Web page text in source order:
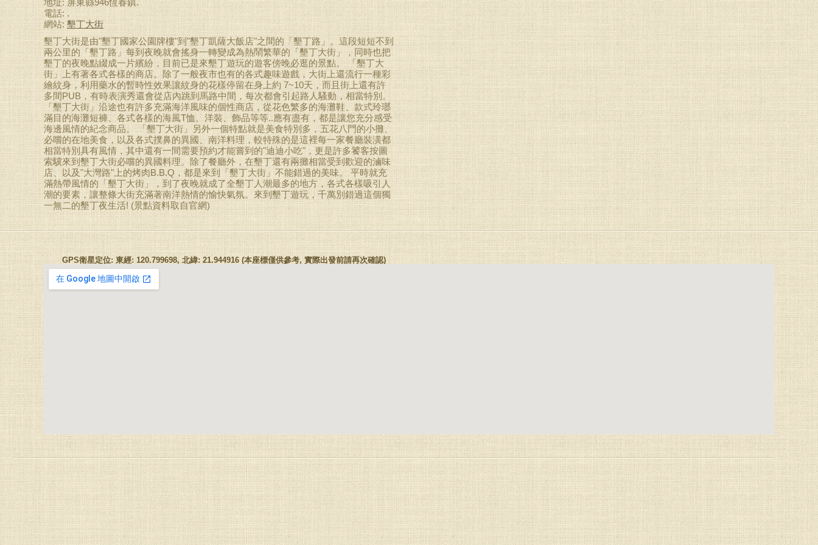
地址: 屏東縣946恆春鎮.
電話: .
網站: 墾丁大街
墾丁大街是由"墾丁國家公園牌樓"到"墾丁凱薩大飯店"之間的「墾丁路」。這段短短不到
兩公里的「墾丁路」每到夜晚就會搖身一轉變成為熱鬧繁華的「墾丁大街」，同時也把
墾丁的夜晚點綴成一片繽紛，目前已是來墾丁遊玩的遊客傍晚必逛的景點。 「墾丁大
街」上有著各式各樣的商店。除了一般夜市也有的各式趣味遊戲，大街上還流行一種彩
繪紋身，利用藥水的暫時性效果讓紋身的花樣停留在身上約 7~10天，而且街上還有許
多間PUB，有時表演秀還會從店內跳到馬路中間，每次都會引起路人騷動，相當特別。
「墾丁大街」沿途也有許多充滿海洋風味的個性商店，從花色繁多的海灘鞋、款式玲瑯
滿目的海灘短褲、各式各樣的海風T恤、洋裝、飾品等等..應有盡有，都是讓您充分感受
海邊風情的紀念商品。 「墾丁大街」另外一個特點就是美食特別多，五花八門的小攤、
必嚐的在地美食，以及各式撲鼻的異國、南洋料理，較特殊的是這裡每一家餐廳裝潢都
相當特別具有風情，其中還有一間需要預約才能嘗到的"迪迪小吃"，更是許多饕客按圖
索驥來到墾丁大街必嚐的異國料理。除了餐廳外，在墾丁還有兩攤相當受到歡迎的滷味
店、以及"大灣路"上的烤肉B.B.Q，都是來到「墾丁大街」不能錯過的美味。 平時就充
滿熱帶風情的「墾丁大街」，到了夜晚就成了全墾丁人潮最多的地方，各式各樣吸引人
潮的要素，讓整條大街充滿著南洋熱情的愉快氣氛。來到墾丁遊玩，千萬別錯過這個獨
一無二的墾丁夜生活! (景點資料取自官網)
GPS衛星定位: 東經: 120.799698, 北緯: 21.944916 (本座標僅供參考, 實際出發前請再次確認)